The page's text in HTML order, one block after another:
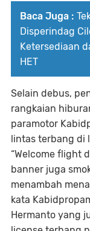
Baca Juga :
Disperindag
Ketersediaan
HET
Selain debus,
rangkaian
paramotor
lintas terbang di
“Welcome flight
banner juga
menambah
kata
Hermanto yang